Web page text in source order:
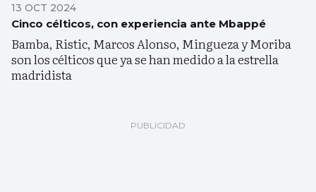
13 OCT 2024
Cinco célticos, con experiencia ante Mbappé
Bamba, Ristic, Marcos Alonso, Mingueza y Moriba
son los célticos que ya se han medido a la estrella
madridista